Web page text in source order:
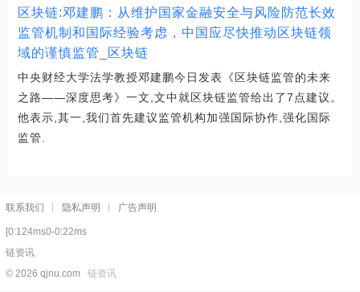
区块链:邓建鹏：从维护国家金融安全与风险防范长效
监管机制和国际经验考虑，中国应尽快推动区块链领
域的谨慎监管_区块链
中央财经大学法学教授邓建鹏今日发表《区块链监管的未来
之路——深度思考》一文,文中就区块链监管给出了7点建议。
他表示,其一,我们首先建议监管机构加强国际协作,强化国际
监管.
联系我们 隐私声明 广告声明
[0:124ms0-0:22ms
链资讯
© 2026 qjnu.com 链资讯